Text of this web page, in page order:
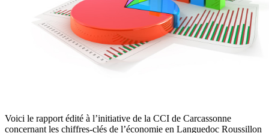
Voici le rapport édité à l’initiative de la CCI de Carcassonne
concernant les chiffres-clés de l’économie en Languedoc Roussillon